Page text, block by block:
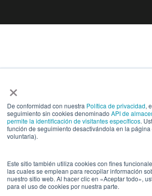
×
De conformidad con nuestra Política de privacidad,
seguimiento sin cookies denominado API de
permite la identificación de visitantes específicos.
función de seguimiento desactivándola en la página
voluntaria).
Este sitio también utiliza cookies con fines
las cuales se emplean para recopilar información
nuestro sitio web. Al hacer clic en «Aceptar todo»,
para el uso de cookies por nuestra parte.